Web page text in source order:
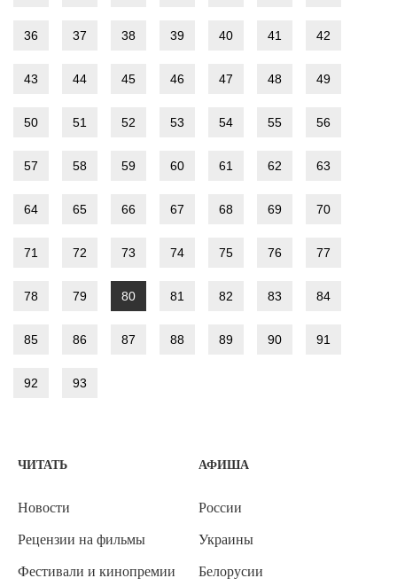
36 37 38 39 40 41 42
43 44 45 46 47 48 49
50 51 52 53 54 55 56
57 58 59 60 61 62 63
64 65 66 67 68 69 70
71 72 73 74 75 76 77
78 79 80 81 82 83 84
85 86 87 88 89 90 91
92 93
ЧИТАТЬ
Новости
Рецензии на фильмы
Фестивали и кинопремии
АФИША
России
Украины
Белорусии